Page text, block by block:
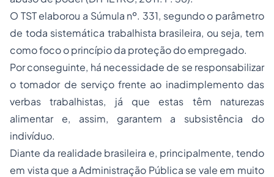
O TST elaborou a Súmula nº. 331, segundo o parâmetro
de toda sistemática trabalhista brasileira, ou seja, tem
como foco o princípio da proteção do empregado.
Por conseguinte, há necessidade de se responsabilizar
o tomador de serviço frente ao inadimplemento das
verbas trabalhistas, já que estas têm naturezas
alimentar e, assim, garantem a subsistência do
indivíduo.
Diante da realidade brasileira e, principalmente, tendo
em vista que a Administração Pública se vale em muito